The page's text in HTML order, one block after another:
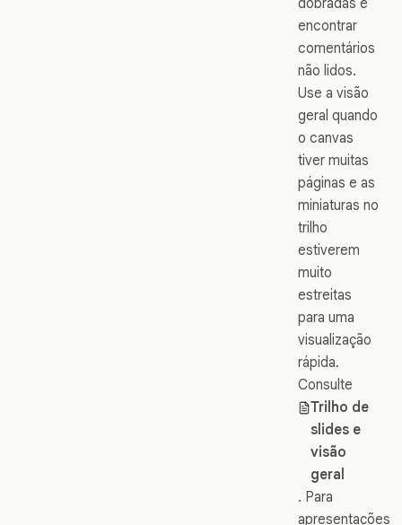
encontrar
comentários
não lidos.
Use a visão
geral quando
o canvas
tiver muitas
páginas e as
miniaturas no
trilho
estiverem
muito
estreitas
para uma
visualização
rápida.
Consulte
Trilho de
slides e
visão
geral
. Para
apresentações